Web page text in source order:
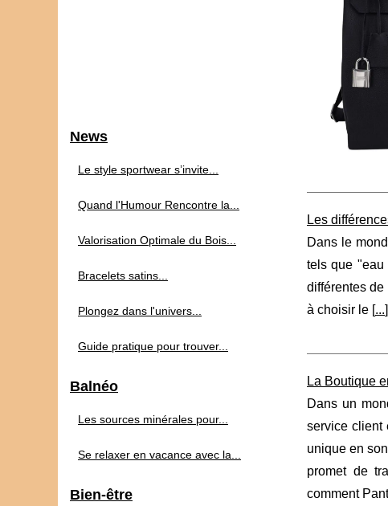
Les
Dans le
tels que "eau
différentes
à choisir le [...]
La Boutique
Dans un
service client
unique en
promet de
comment
News
Le style sportwear s’invite...
Quand l'Humour Rencontre la...
Valorisation Optimale du Bois...
Bracelets satins...
Plongez dans l'univers...
Guide pratique pour trouver...
Balnéo
Les sources minérales pour...
Se relaxer en vacance avec la...
Bien-être